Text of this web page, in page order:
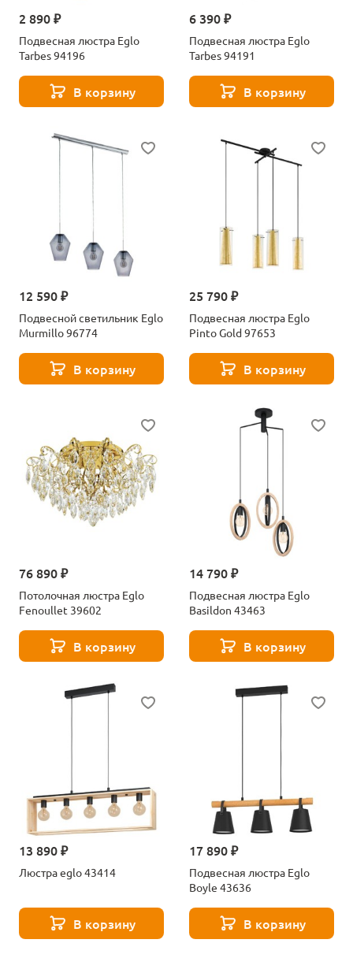
2 890 ₽
Подвесная люстра Eglo
Tarbes 94196
В корзину
6 390 ₽
Подвесная люстра Eglo
Tarbes 94191
В корзину
12 590 ₽
Подвесной светильник Eglo
Murmillo 96774
В корзину
25 790 ₽
Подвесная люстра Eglo
Pinto Gold 97653
В корзину
76 890 ₽
Потолочная люстра Eglo
Fenoullet 39602
В корзину
14 790 ₽
Подвесная люстра Eglo
Basildon 43463
В корзину
13 890 ₽
Люстра eglo 43414
В корзину
17 890 ₽
Подвесная люстра Eglo
Boyle 43636
В корзину